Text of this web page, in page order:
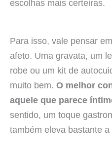
escolhas mais certeiras.
Para isso, vale pensar
afeto. Uma gravata, um
robe ou um kit de
muito bem. O melhor
aquele que parece
sentido, um toque
também eleva bastante